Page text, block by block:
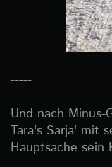
-----
Und nach
Tara's Sarja' mit
Hauptsache